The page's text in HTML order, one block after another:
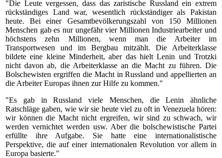
"Die Leute vergessen, dass das zaristische Russland ein extrem
rückständiges Land war, wesentlich rückständiger als Pakistan
heute. Bei einer Gesamtbevölkerungszahl von 150 Millionen
Menschen gab es nur ungefähr vier Millionen Industriearbeiter und
höchstens zehn Millionen, wenn man die Arbeiter im
Transportwesen und im Bergbau mitzählt. Die Arbeiterklasse
bildete eine kleine Minderheit, aber das hielt Lenin und Trotzki
nicht davon ab, die Arbeiterklasse an die Macht zu führen. Die
Bolschewisten ergriffen die Macht in Russland und appellierten an
die Arbeiter Europas ihnen zur Hilfe zu kommen."
"Es gab in Russland viele Menschen, die Lenin ähnliche
Ratschläge gaben, wie wir sie heute viel zu oft in Venezuela hören:
wir können die Macht nicht ergreifen, wir sind zu schwach, wir
werden vernichtet werden usw. Aber die bolschewistische Partei
erfüllte ihre Aufgabe. Sie hatte eine internationalistische
Perspektive, die auf einer internationalen Revolution vor allem in
Europa basierte."